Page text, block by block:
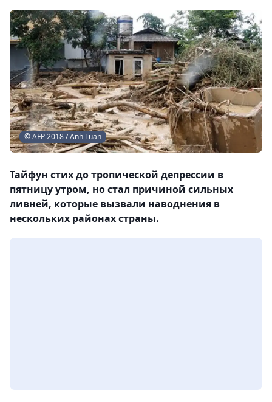
© AFP 2018 / Anh Tuan
Тайфун стих до тропической депрессии в
пятницу утром, но стал причиной сильных
ливней, которые вызвали наводнения в
нескольких районах страны.